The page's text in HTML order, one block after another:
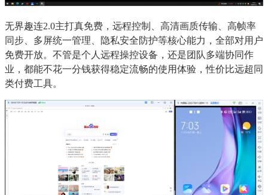
无界趣连2.0主打真免费，远程控制、高清画质传输、高帧率
同步、多屏统一管理、隐私安全防护等核心能力，全部对用户
免费开放。不管是个人远程操控设备，还是团队多端协同作
业，都能不花一分钱获得稳定流畅的使用体验，性价比远超同
类付费工具。